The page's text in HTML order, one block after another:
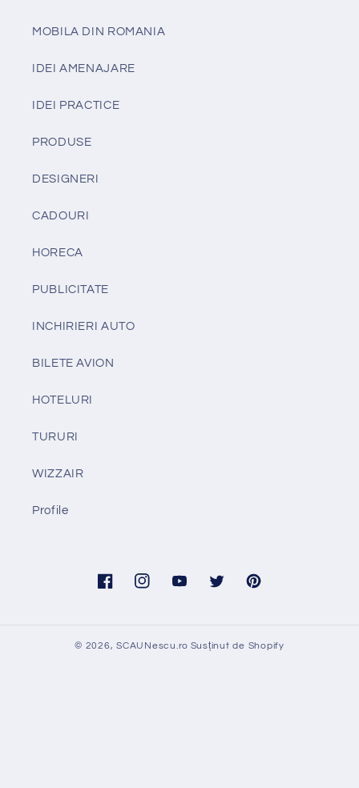
MOBILA DIN ROMANIA
IDEI AMENAJARE
IDEI PRACTICE
PRODUSE
DESIGNERI
CADOURI
HORECA
PUBLICITATE
INCHIRIERI AUTO
BILETE AVION
HOTELURI
TURURI
WIZZAIR
Profile
FacebookInstagramYouTubeTwitter Pinterest
© 2026,SCAUNescu.ro Susținut de Shopify